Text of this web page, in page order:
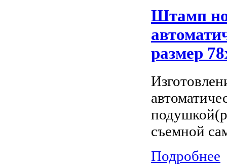
Штамп
размер
съемной
Подробнее